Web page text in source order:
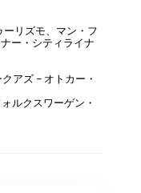
リズモ、マン・フ
ー・シティライナ
アズ – オトカー・
ルクスワーゲン・